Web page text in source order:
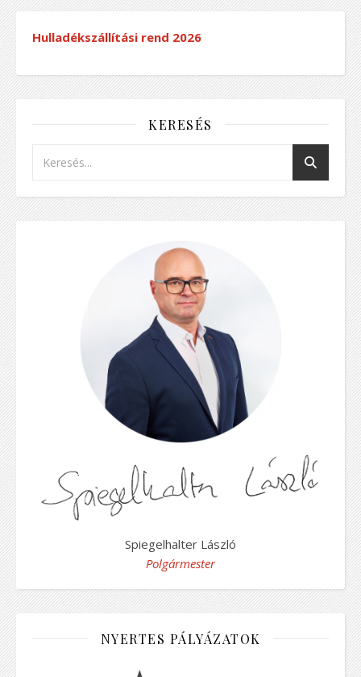
Hulladékszállítási rend 2026
KERESÉS
Spiegelhalter László
Polgármester
NYERTES PÁLYÁZATOK